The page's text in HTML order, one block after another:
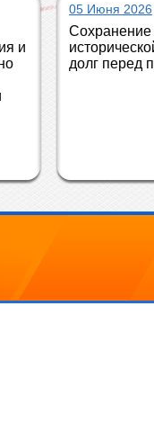
и
05 Июня 2026
Сохранение
долг перед